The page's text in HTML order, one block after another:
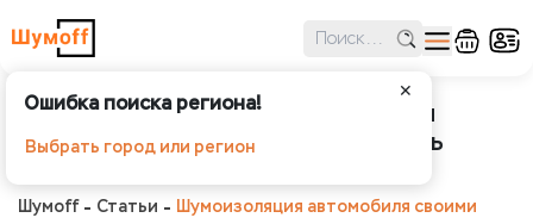
✕
Ошибка поиска региона!
Выбрать город или регион
Шумоизоляция автомобиля своими
руками. Рассказываем как избежать
Шумоff Статьи
Шумоизоляция автомобиля своими